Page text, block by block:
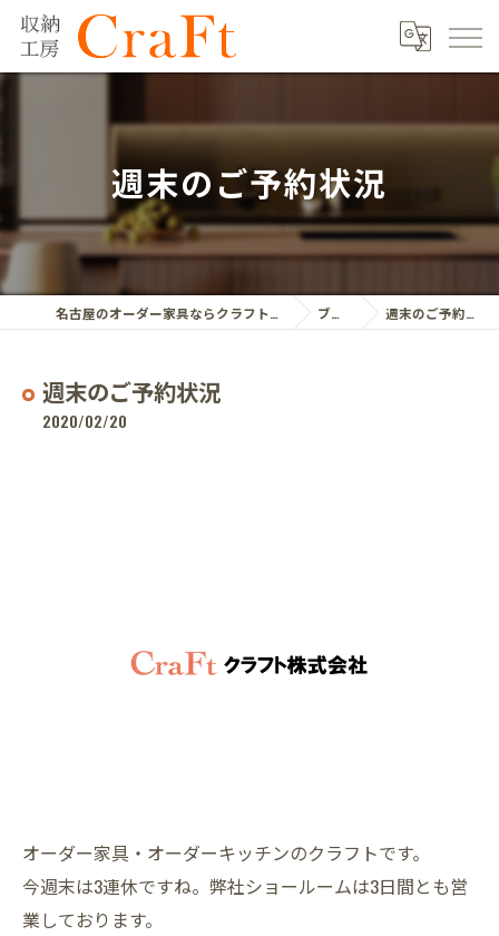
週末のご予約状況
名古屋のオーダー家具ならクラフト株式会社 ブログ 週末のご予約状況
週末のご予約状況
2020/02/20
オーダー家具・オーダーキッチンのクラフトです。
今週末は3連休ですね。弊社ショールームは3日間とも営
業しております。